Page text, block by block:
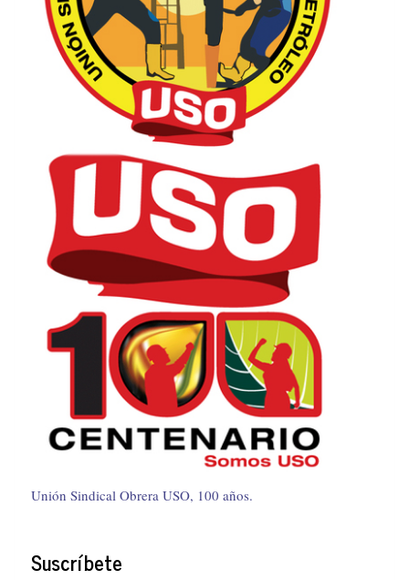
Unión Sindical Obrera USO, 100 años.
Suscríbete